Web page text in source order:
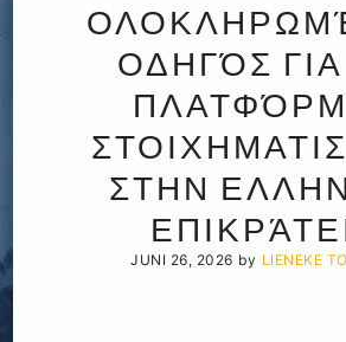
ΟΔΗΓΌΣ ΓΙΑ
ΣΤΗΝ
JUNI 26, 2026 by LIENEKE